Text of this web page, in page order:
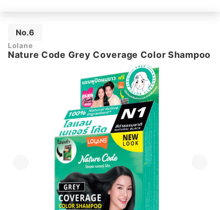
No.6
Lolane
Nature Code Grey Coverage Color Shampoo